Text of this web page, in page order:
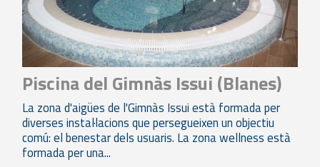
Piscina del Gimnàs Issui (Blanes)
La zona d'aigües de l'Gimnàs Issui està formada per
diverses instal·lacions que persegueixen un objectiu
comú: el benestar dels usuaris. La zona wellness està
formada per una...